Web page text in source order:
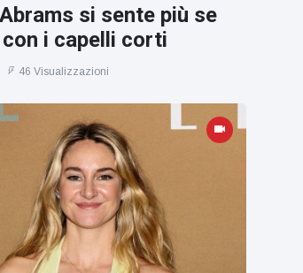
si sente più se
i capelli corti
46 Visualizzazioni